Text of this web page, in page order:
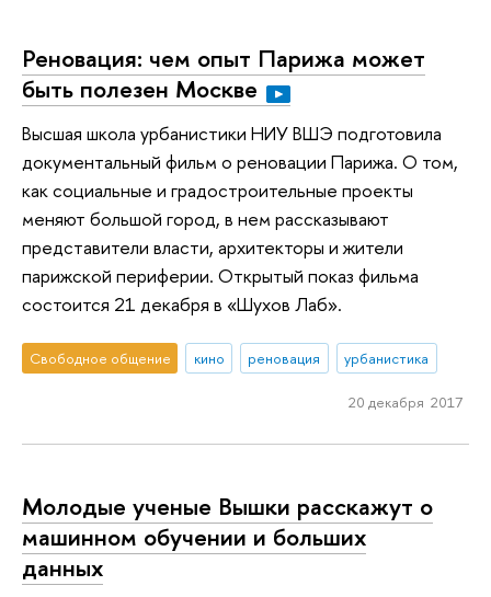
Реновация: чем опыт Парижа может
быть полезен Москве
Высшая школа урбанистики НИУ ВШЭ подготовила
документальный фильм о реновации Парижа. О том,
как социальные и градостроительные проекты
меняют большой город, в нем рассказывают
представители власти, архитекторы и жители
парижской периферии. Открытый показ фильма
состоится 21 декабря в «Шухов Лаб».
Свободное общение кино реновация урбанистика
20 декабря 2017
Молодые ученые Вышки расскажут о
машинном обучении и больших
данных